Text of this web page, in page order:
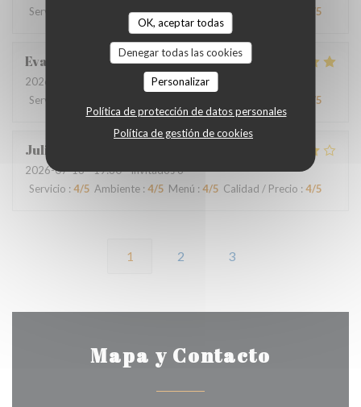
OK, aceptar todas
Denegar todas las cookies
Personalizar
Política de protección de datos personales
Política de gestión de cookies
Servicio
Ambiente:4/5 Menú:4/5 Calidad / Precio /5
Eva
2026-07-16
- 20:00 - Invitados 2
Servicio
/5
Julie
2026-07-13- 19:30 - Invitados 6
Servicio : 4/5 Ambiente : 4/5 Menú : 4/5 Calidad / Precio : 4/5
1 2 3
Mapa y Contacto